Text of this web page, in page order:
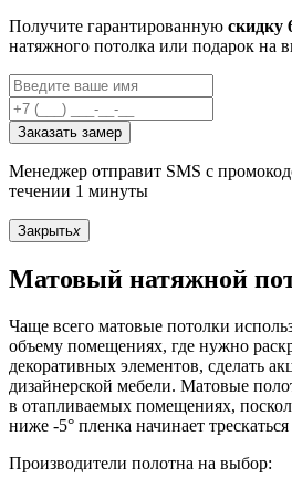
Получите гарантированную скидку
натяжного потолка или подарок на
Заказать замер
Менеджер отправит SMS с
течении 1 минуты
Закрытьx
Матовый натяжной
Чаще всего матовые потолки
объему помещениях, где нужно
декоративных элементов, сделать
дизайнерской мебели. Матовые
в отапливаемых помещениях,
ниже -5° пленка начинает
Производители полотна на выбор: